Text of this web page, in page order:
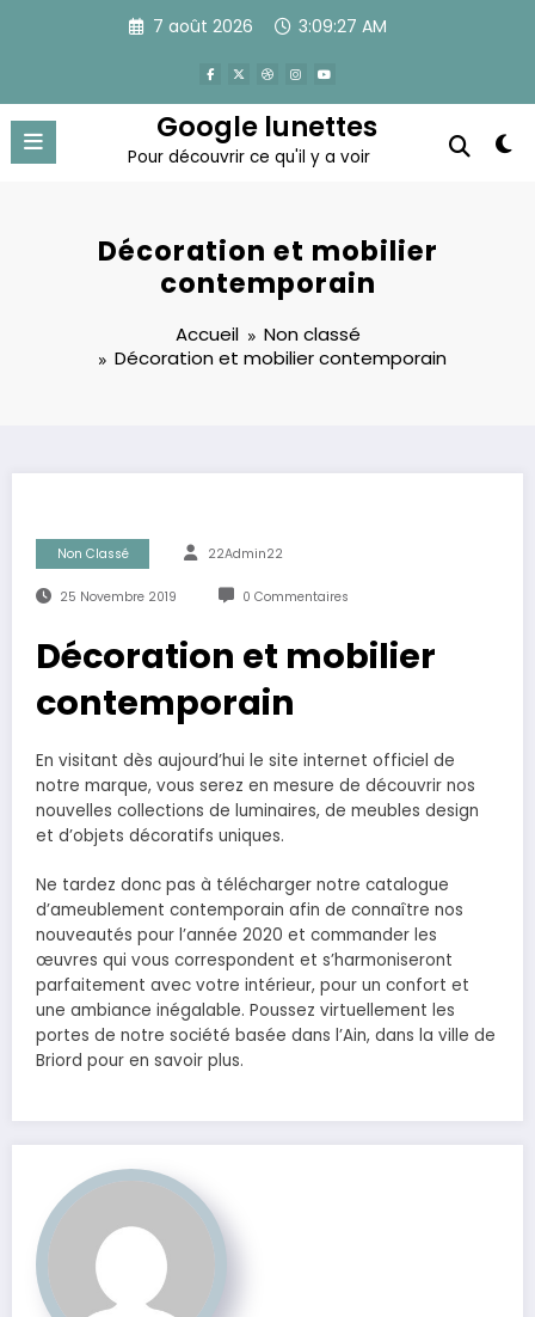
7 août 2026 3:09:27 AM
Google lunettes
Pour découvrir ce qu'il y a voir
Décoration et mobilier
contemporain
Accueil
Non classé
Décoration et mobilier contemporain
Non Classé 22Admin22
25 Novembre 2019 0 Commentaires
Décoration et mobilier
contemporain
En visitant dès aujourd’hui le site internet officiel de
notre marque, vous serez en mesure de découvrir nos
nouvelles collections de luminaires, de meubles design
et d’objets décoratifs uniques.
Ne tardez donc pas à télécharger notre catalogue
d’ameublement contemporain afin de connaître nos
nouveautés pour l’année 2020 et commander les
œuvres qui vous correspondent et s’harmoniseront
parfaitement avec votre intérieur, pour un confort et
une ambiance inégalable. Poussez virtuellement les
portes de notre société basée dans l’Ain, dans la ville de
Briord pour en savoir plus.